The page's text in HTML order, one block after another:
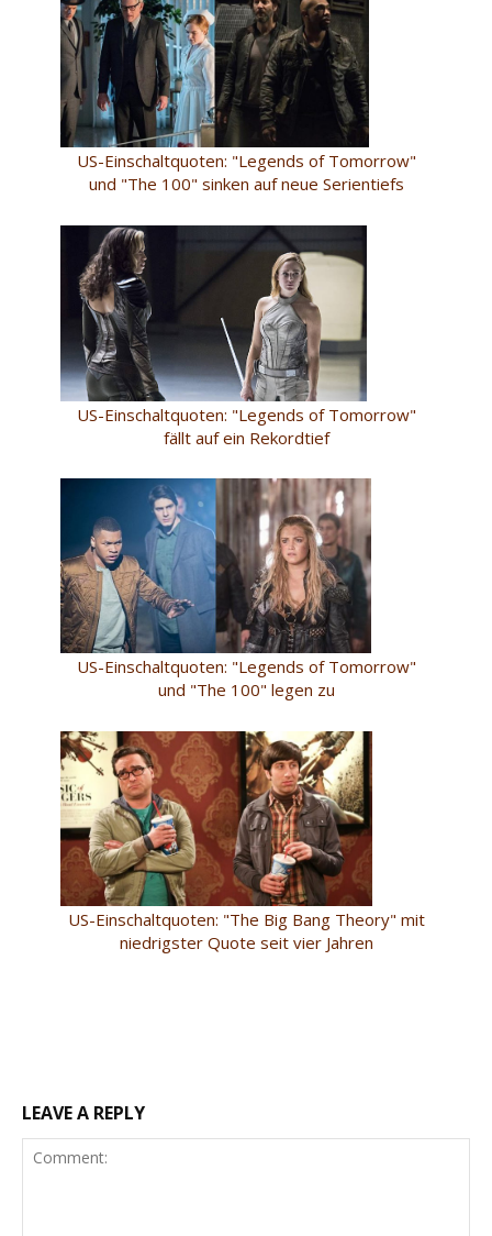
US-Einschaltquoten: "Legends of Tomorrow"
und "The 100" sinken auf neue Serientiefs
US-Einschaltquoten: "Legends of Tomorrow"
fällt auf ein Rekordtief
US-Einschaltquoten: "Legends of Tomorrow"
und "The 100" legen zu
US-Einschaltquoten: "The Big Bang Theory" mit
niedrigster Quote seit vier Jahren
LEAVE A REPLY